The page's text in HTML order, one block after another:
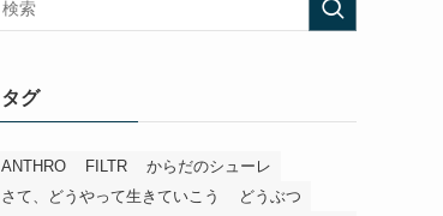
タグ
ANTHRO FILTR
からだのシューレ
さて、どうやって生きていこう
どうぶつ